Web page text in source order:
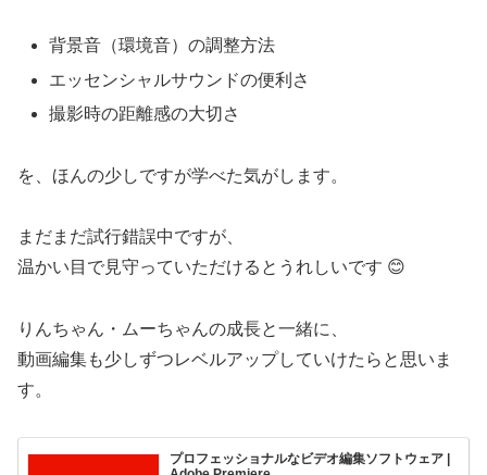
背景音（環境音）の調整方法
エッセンシャルサウンドの便利さ
撮影時の距離感の大切さ
を、ほんの少しですが学べた気がします。
まだまだ試行錯誤中ですが、
温かい目で見守っていただけるとうれしいです 😊
りんちゃん・ムーちゃんの成長と一緒に、
動画編集も少しずつレベルアップしていけたらと思いま
す。
プロフェッショナルなビデオ編集ソフトウェア |